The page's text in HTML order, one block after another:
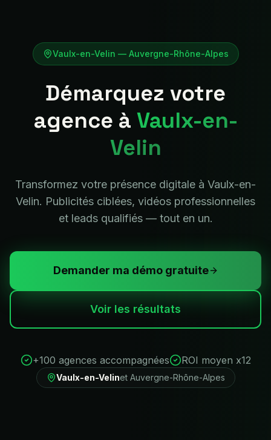
Vaulx-en-Velin — Auvergne-Rhône-Alpes
Démarquez votre
agence à Vaulx-en-
Velin
Transformez votre présence digitale à Vaulx-en-
Velin. Publicités ciblées, vidéos professionnelles
et leads qualifiés — tout en un.
Demander ma démo gratuite
Voir les résultats
+100 agences accompagnées ROI moyen x12
Vaulx-en-Velinet Auvergne-Rhône-Alpes